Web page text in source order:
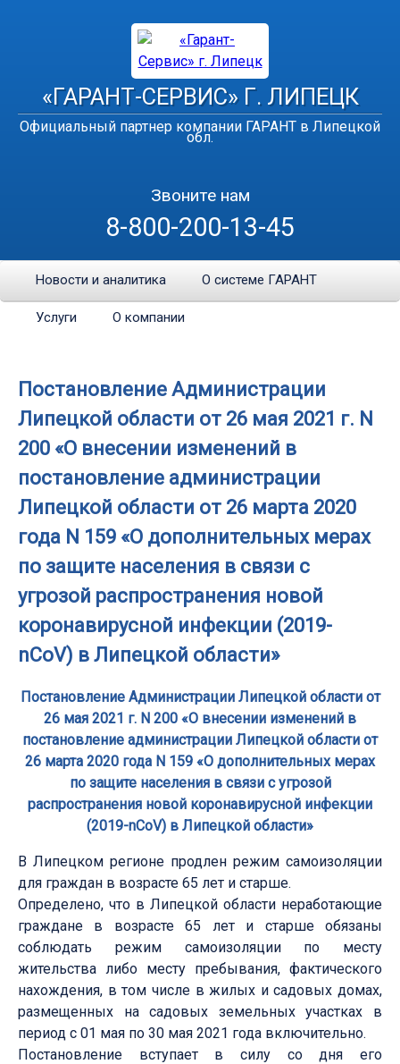
«ГАРАНТ-СЕРВИС» Г. ЛИПЕЦК
Официальный партнер компании ГАРАНТ в Липецкой
обл.
Звоните нам
8-800-200-13-45
Новости и аналитика О системе ГАРАНТ
Услуги О компании
Постановление Администрации
Липецкой области от 26 мая 2021 г. N
200 «О внесении изменений в
постановление администрации
Липецкой области от 26 марта 2020
года N 159 «О дополнительных мерах
по защите населения в связи с
угрозой распространения новой
коронавирусной инфекции (2019-
nCoV) в Липецкой области»
Постановление Администрации Липецкой области от
26 мая 2021 г. N 200 «О внесении изменений в
постановление администрации Липецкой области от
26 марта 2020 года N 159 «О дополнительных мерах
по защите населения в связи с угрозой
распространения новой коронавирусной инфекции
(2019-nCoV) в Липецкой области»
В Липецком регионе продлен режим самоизоляции
для граждан в возрасте 65 лет и старше.
Определено, что в Липецкой области неработающие
граждане в возрасте 65 лет и старше обязаны
соблюдать режим самоизоляции по месту
жительства либо месту пребывания, фактического
нахождения, в том числе в жилых и садовых домах,
размещенных на садовых земельных участках в
период с 01 мая по 30 мая 2021 года включительно.
Постановление вступает в силу со дня его